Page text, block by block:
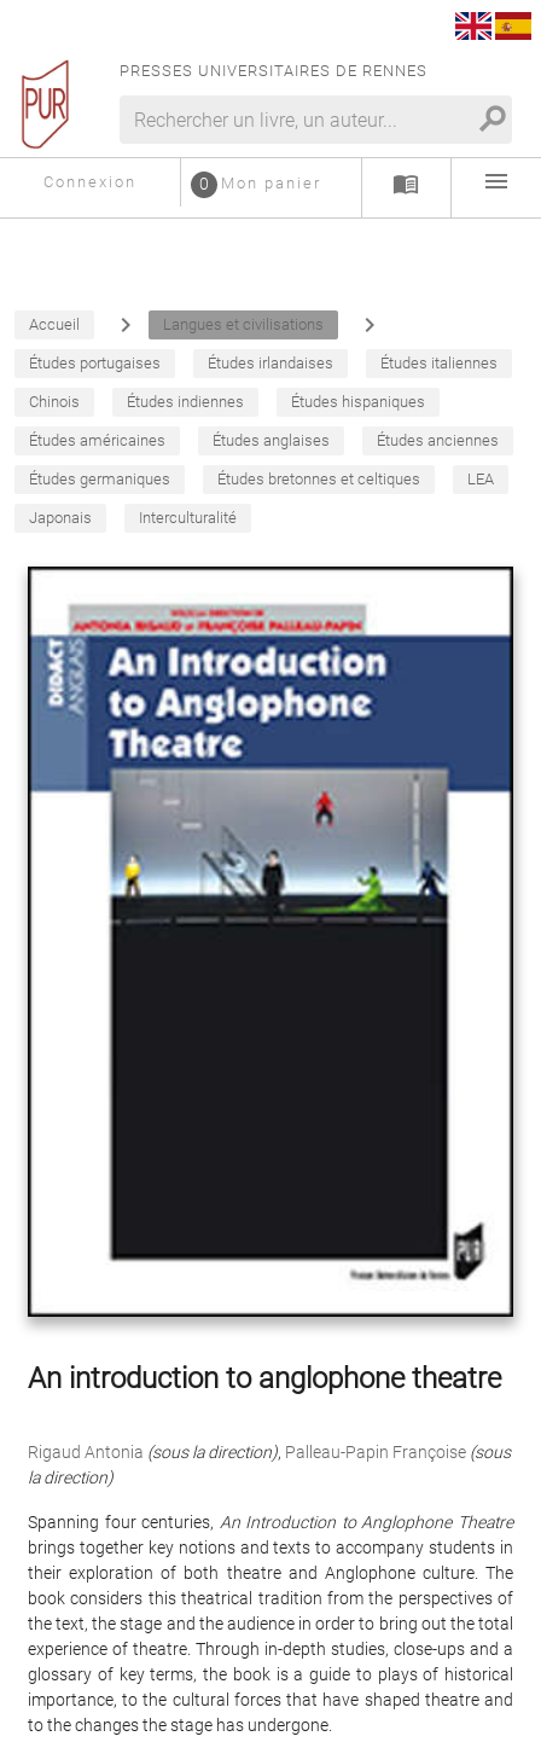
PRESSES UNIVERSITAIRES DE RENNES
search
Connexion Mon panier
0 menu_book menu
Accueil navigate_next Langues et civilisations navigate_next
Études portugaises Études irlandaises Études italiennes
Chinois Études indiennes Études hispaniques
Études américaines Études anglaises Études anciennes
Études germaniques Études bretonnes et celtiques LEA
Japonais Interculturalité
An introduction to anglophone theatre
Rigaud Antonia (sous la direction), Palleau-Papin Françoise (sous
la direction)
Spanning four centuries, An Introduction to Anglophone Theatre
brings together key notions and texts to accompany students in
their exploration of both theatre and Anglophone culture. The
book considers this theatrical tradition from the perspectives of
the text, the stage and the audience in order to bring out the total
experience of theatre. Through in-depth studies, close-ups and a
glossary of key terms, the book is a guide to plays of historical
importance, to the cultural forces that have shaped theatre and
to the changes the stage has undergone.